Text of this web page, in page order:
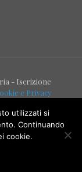
- Iscrizione
e Privacy
utilizzati si
Continuando
cookie.